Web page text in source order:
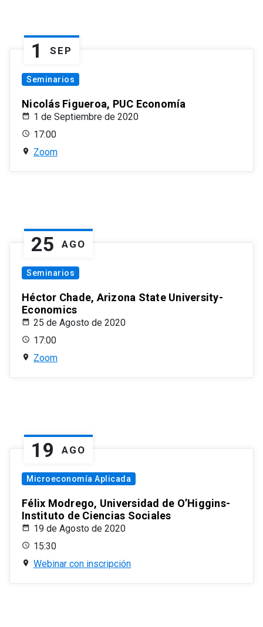
1 SEP
Seminarios
Nicolás Figueroa, PUC Economía
1 de Septiembre de 2020
17:00
Zoom
25 AGO
Seminarios
Héctor Chade, Arizona State University-
Economics
25 de Agosto de 2020
17:00
Zoom
19 AGO
Microeconomía Aplicada
Félix Modrego, Universidad de O’Higgins-
Instituto de Ciencias Sociales
19 de Agosto de 2020
15:30
Webinar con inscripción